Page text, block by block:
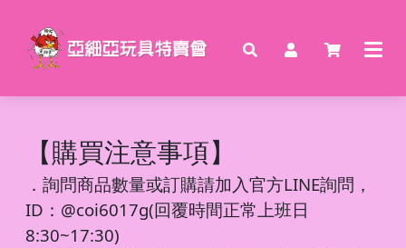
【購買注意事項】
． 詢問商品數量或訂購請加入官方LINE詢問，
ID：@coi6017g(回覆時間正常上班日
8:30~17:30)